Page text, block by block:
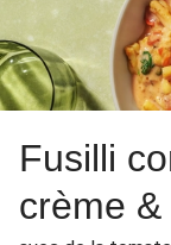
Fusilli
crème